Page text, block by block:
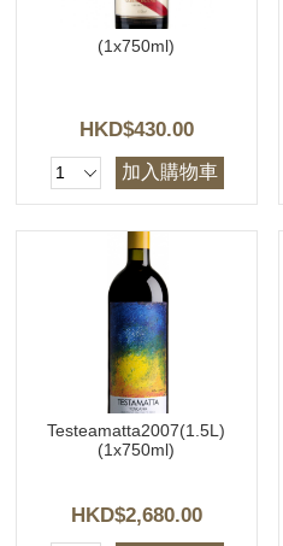
(1x750ml)
HKD$430.00
加入購物車
Testeamatta2007(1.5L)
(1x750ml)
HKD$2,680.00